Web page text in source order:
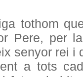
tothom
Pere, per
senyor rei
a tots